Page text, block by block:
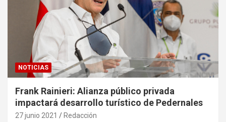
NOTICIAS
Frank Rainieri: Alianza público privada
impactará desarrollo turístico de Pedernales
27 junio 2021 Redacción